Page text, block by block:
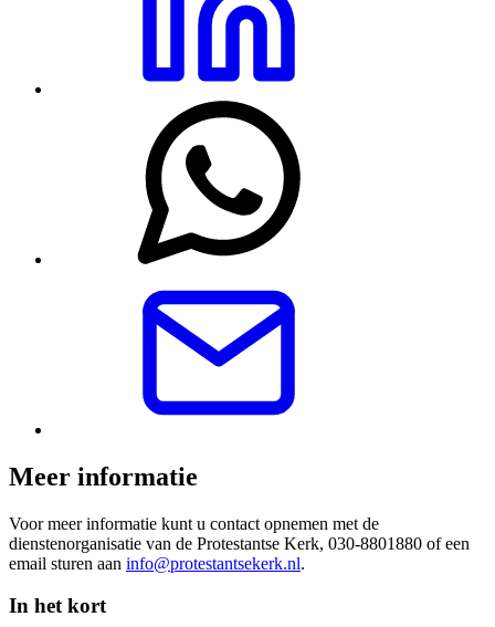
Meer informatie
Voor meer informatie kunt u contact opnemen met de
dienstenorganisatie van de Protestantse Kerk, 030-8801880 of een
email sturen aan info@protestantsekerk.nl.
In het kort